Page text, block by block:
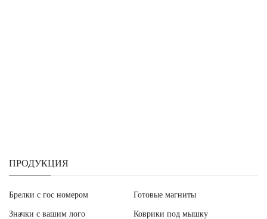
ПРОДУКЦИЯ
Брелки с гос номером Готовые магниты
Значки с вашим лого Коврики под мышку